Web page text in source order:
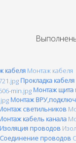
кабеля Монтаж кабеля
Прокладка кабеля
Монтаж щита
Монтаж
светильников
кабель канала
Изоляция проводов
Соединение проводов